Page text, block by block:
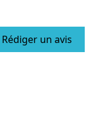
Rédiger un avis